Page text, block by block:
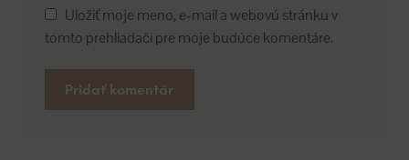
Uložiť moje meno, e-mail a webovú stránku v
tomto prehliadači pre moje budúce komentáre.